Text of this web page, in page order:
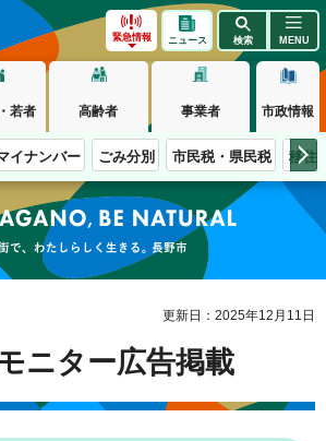
緊急情報 ニュース 検索 MENU
若者 高齢者 事業者 市政情報
イナンバー ごみ分別 市民税・県民税 移住
、わたしらしく生きる。長野市
更新日：2025年12月11日
ニター広告掲載